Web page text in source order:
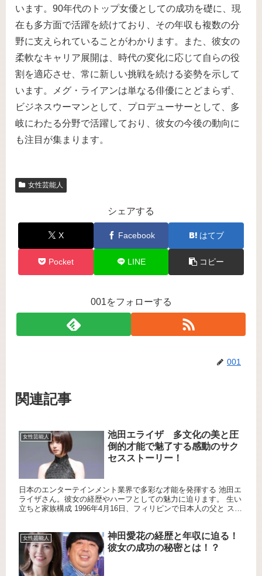
います。90年代のトップ女優としての成功を礎に、現
在も多方面で活躍を続けており、その年収も複数の分
野に支えられていることがわかります。また、彼女の
柔軟なキャリア展開は、時代の変化に応じて自らの役
割を適応させ、常に新しい挑戦を続ける姿勢を示して
います。メグ・ライアンは単なる俳優にとどまらず、
ビジネスウーマンとして、プロデューサーとして、多
岐にわたる分野で活躍しており、彼女の今後の動向に
も注目が集まります。
女性芸能人
シェアする
X Facebook はてブ
Pocket LINE コピー
001をフォローする
001
関連記事
女性芸能人
池田エライザ 多文化の美と圧
倒的才能で魅了する感動のサク
セスストーリー！
日本のエンターテインメント業界で多彩な才能を発揮する 池田エ
ライザさん。彼女の経歴やハーフとしての魅力に迫ります。 生い
立ちと家族構成 1996年4月16日、フィリピンで日本人の父と スペ
女性芸能人
神田愛花の経歴と年収に迫る！
彼女の成功の秘密とは！？